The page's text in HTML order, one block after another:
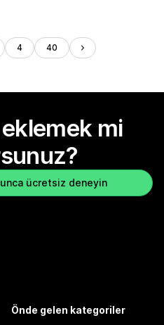
4 40
mi
ücretsiz deneyin
Önde gelen kategoriler